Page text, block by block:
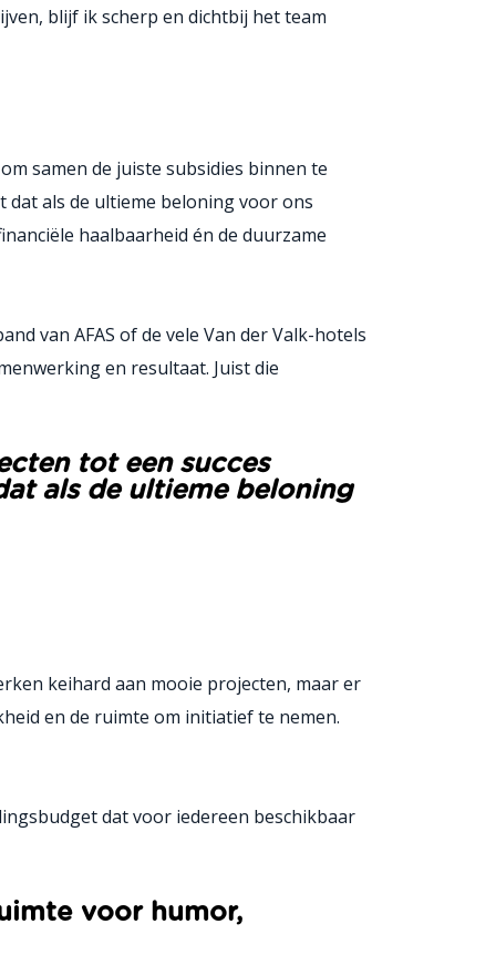
blijf ik scherp en dichtbij het team
samen de juiste subsidies binnen te
dat als de ultieme beloning voor ons
haalbaarheid én de duurzame
van AFAS of de vele Van der Valk-hotels
en resultaat. Juist die
tot een succes
als de ultieme beloning
keihard aan mooie projecten, maar er
en de ruimte om initiatief te nemen.
dat voor iedereen beschikbaar
voor humor,